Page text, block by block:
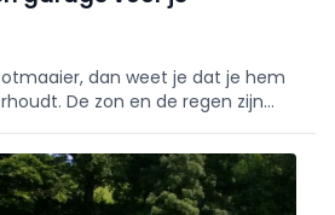
dan weet je dat je hem
De zon en de regen zijn
het best binnen. Je kan
voor je robotvriend.